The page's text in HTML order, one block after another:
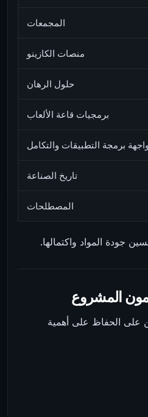
المجمعات
منصات الكازينو
حلول الرهان
برمجيات قاعة الألعاب
واجهة برمجة التطبيقات والتكامل
تاريخ الصناعة
المصطلحات
جودة المواد واكتمالها.
المشروع
على الحفاظ على أهمية